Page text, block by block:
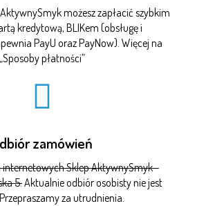
możesz zapłacić szybkim
kredytową, BLIKem (obsługę i
PayU oraz PayNow). Więcej na
„Sposoby płatności”
zamówień
Sklep AktywnySmyk -
5.Aktualnie odbiór osobisty nie jest
za utrudnienia.